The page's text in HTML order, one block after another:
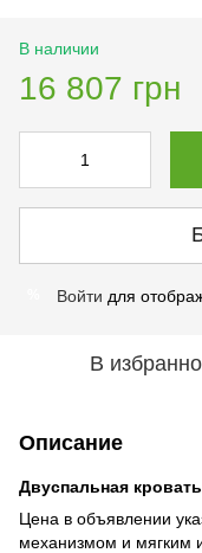
В наличии
16 807 грн
Войти для
В
Описание
Двуспальная
Цена в объявлении
механизмом и мягким